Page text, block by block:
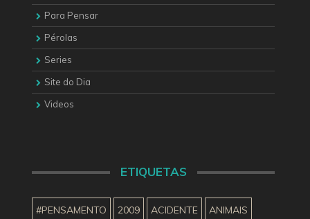
Para Pensar
Pérolas
Series
Site do Dia
Videos
ETIQUETAS
#PENSAMENTO 2009 ACIDENTE ANIMAIS